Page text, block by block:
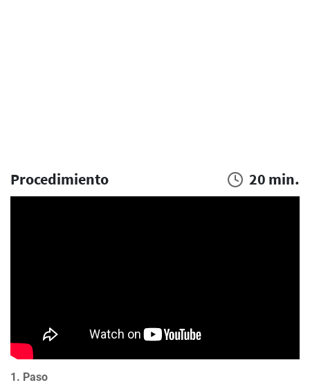
Procedimiento 20 min.
1. Paso